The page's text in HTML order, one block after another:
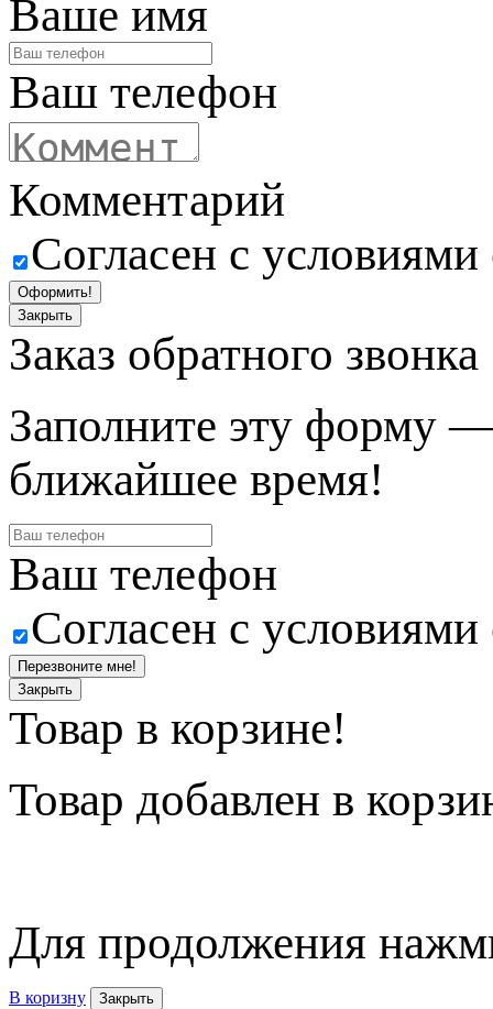
Ваше имя
Ваш телефон
Комментарий
Согласен с
Оформить!
Закрыть
Заказ обратного звонка
Заполните эту форму
ближайшее время!
Ваш телефон
Согласен с
Перезвоните мне!
Закрыть
Товар в корзине!
Товар добавлен в
Для продолжения
В коризну Закрыть